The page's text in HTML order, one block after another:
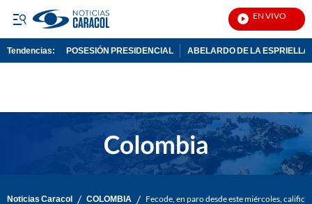
EN VIVO
Tendencias: POSESIÓN PRESIDENCIAL ABELARDO DE LA ESPRIELLA
Noticias Caracol / COLOMBIA / Fecode, en paro desde este miércoles,